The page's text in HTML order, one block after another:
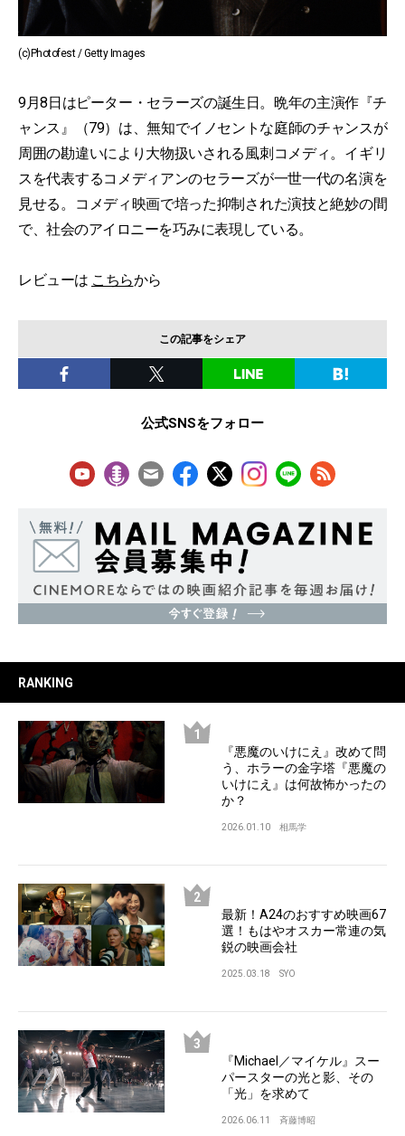
(c)Photofest / Getty Images
9月8日はピーター・セラーズの誕生日。晩年の主演作『チ
ャンス』（79）は、無知でイノセントな庭師のチャンスが
周囲の勘違いにより大物扱いされる風刺コメディ。イギリ
スを代表するコメディアンのセラーズが一世一代の名演を
見せる。コメディ映画で培った抑制された演技と絶妙の間
で、社会のアイロニーを巧みに表現している。
レビューは こちらから
この記事をシェア
公式SNSをフォロー
RANKING
『悪魔のいけにえ』改めて問
う、ホラーの金字塔『悪魔の
いけにえ』は何故怖かったの
か？
2026.01.10 相馬学
最新！A24のおすすめ映画67
選！もはやオスカー常連の気
鋭の映画会社
2025.03.18 SYO
『Michael／マイケル』スー
パースターの光と影、その
「光」を求めて
2026.06.11 斉藤博昭